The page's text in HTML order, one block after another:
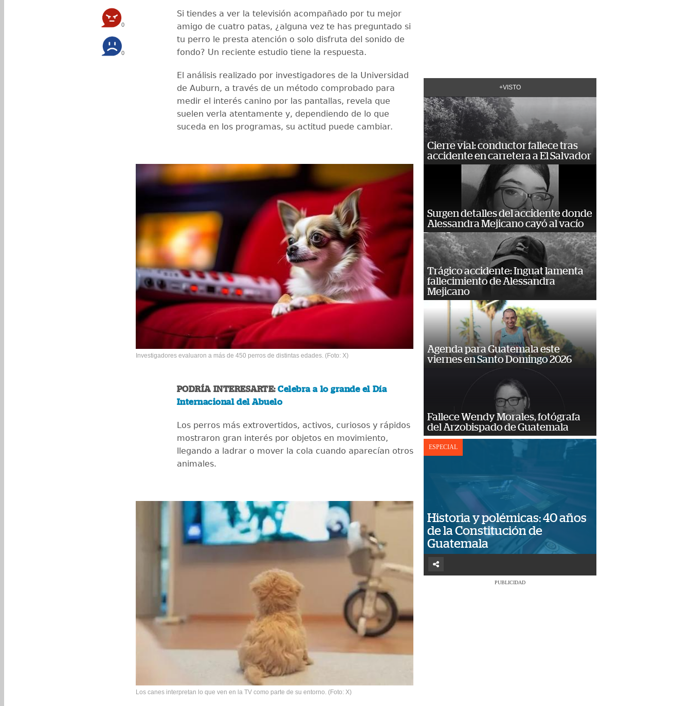
0
0
Si tiendes a ver la televisión acompañado por tu mejor
amigo de cuatro patas, ¿alguna vez te has preguntado si
tu perro le presta atención o solo disfruta del sonido de
fondo? Un reciente estudio tiene la respuesta.
El análisis realizado por investigadores de la Universidad
de Auburn, a través de un método comprobado para
medir el interés canino por las pantallas, revela que
suelen verla atentamente y, dependiendo de lo que
suceda en los programas, su actitud puede cambiar.
Investigadores evaluaron a más de 450 perros de distintas edades. (Foto: X)
PODRÍA INTERESARTE:Celebra a lo grande el Día
Internacional del Abuelo
Los perros más extrovertidos, activos, curiosos y rápidos
mostraron gran interés por objetos en movimiento,
llegando a ladrar o mover la cola cuando aparecían otros
animales.
Los canes interpretan lo que ven en la TV como parte de su entorno. (Foto: X)
+VISTO
Cierre vial: conductor fallece tras
accidente en carretera a El Salvador
Surgen detalles del accidente donde
Alessandra Mejicano cayó al vacío
Trágico accidente: Inguat lamenta
fallecimiento de Alessandra
Mejicano
Agenda para Guatemala este
viernes en Santo Domingo 2026
Fallece Wendy Morales, fotógrafa
del Arzobispado de Guatemala
ESPECIAL
Historia y polémicas: 40 años
de la Constitución de
Guatemala
PUBLICIDAD